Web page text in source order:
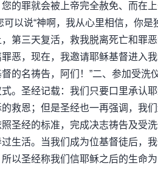
的罪就会被上帝完全赦免、而在
以说“神啊，我从心里相信，你
第三天复活，救我脱离死亡和罪
恶，现在，我邀请耶稣基督进入
的名祷告，阿们！”二、参加受洗
。圣经记载：我们只要口里承认
救恩；但是圣经也一再强调，我
圣经的标准，完成决志祷告及受
生活。当我们成为位基督徒后，
以圣经称我们信耶稣之后的生命